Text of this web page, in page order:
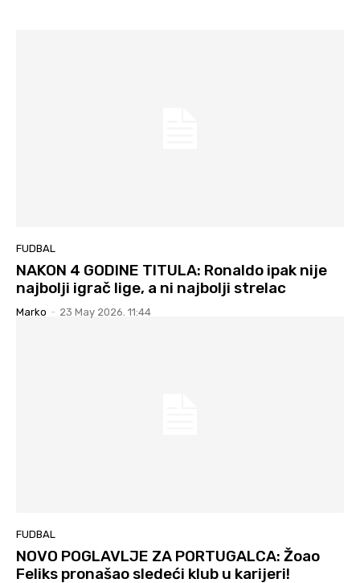
FUDBAL
NAKON 4 GODINE TITULA: Ronaldo ipak nije
najbolji igrač lige, a ni najbolji strelac
Marko - 23 May 2026. 11:44
FUDBAL
NOVO POGLAVLJE ZA PORTUGALCA: Žoao
Feliks pronašao sledeći klub u karijeri!